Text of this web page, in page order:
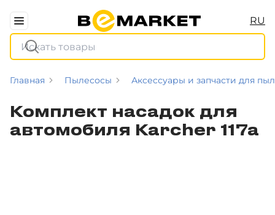
RU
Главная Пылесосы Аксессуары и запчасти для
Комплект насадок для
автомобиля Karcher 117a